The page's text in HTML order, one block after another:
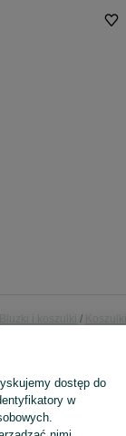
Bluzki i koszulki
Koszulki
dostęp do
w